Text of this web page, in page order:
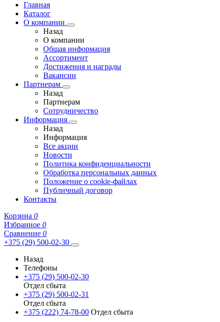
Главная
Каталог
О компании
Назад
О компании
Общая информация
Ассортимент
Достижения и награды
Вакансии
Партнерам
Назад
Партнерам
Сотрудничество
Информация
Назад
Информация
Все акции
Новости
Политика конфиденциальности
Обработка персональных данных
Положение о cookie-файлах
Публичный договор
Контакты
Корзина 0
Избранное 0
Сравнение 0
+375 (29) 500-02-30
Назад
Телефоны
+375 (29) 500-02-30
Отдел сбыта
+375 (29) 500-02-31
Отдел сбыта
+375 (222) 74-78-00 Отдел сбыта